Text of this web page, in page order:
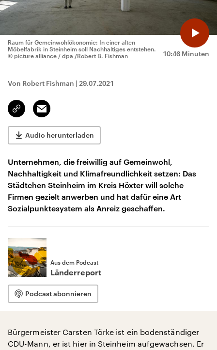
10:46 Minuten
Raum für Gemeinwohlökonomie: In einer alten
Möbelfabrik in Steinheim soll Nachhaltiges entstehen.
© picture alliance / dpa /Robert B. Fishman
Von Robert Fishman | 29.07.2021
Link
kopieren/teilen
Email
Audio herunterladen
Unternehmen, die freiwillig auf Gemeinwohl,
Nachhaltigkeit und Klimafreundlichkeit setzen: Das
Städtchen Steinheim im Kreis Höxter will solche
Firmen gezielt anwerben und hat dafür eine Art
Sozialpunktesystem als Anreiz geschaffen.
Aus dem Podcast
Länderreport
Podcast abonnieren
Bürgermeister Carsten Törke ist ein bodenständiger
CDU-Mann, er ist hier in Steinheim aufgewachsen. Er